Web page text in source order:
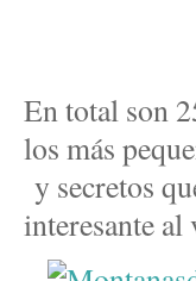
En total son
los más
y secretos
interesante al